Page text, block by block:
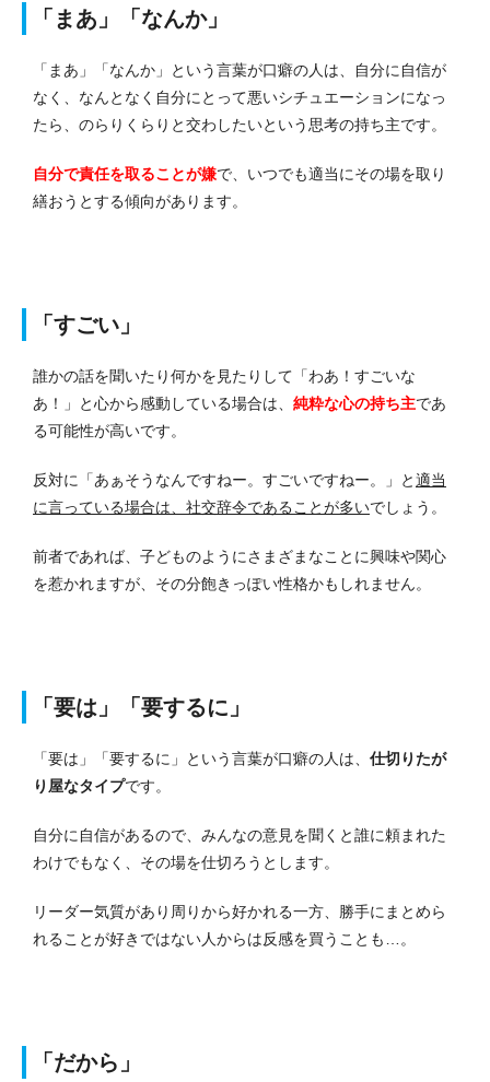
「まあ」「なんか」
「まあ」「なんか」という言葉が口癖の人は、自分に自信が
なく、なんとなく自分にとって悪いシチュエーションになっ
たら、のらりくらりと交わしたいという思考の持ち主です。
自分で責任を取ることが嫌で、いつでも適当にその場を取り
繕おうとする傾向があります。
「すごい」
誰かの話を聞いたり何かを見たりして「わあ！すごいな
あ！」と心から感動している場合は、 純粋な心の持ち主であ
る可能性が高いです。
反対に「あぁそうなんですねー。すごいですねー。」と適当
に言っている場合は、社交辞令であることが多いでしょう。
前者であれば、子どものようにさまざまなことに興味や関心
を惹かれますが、その分飽きっぽい性格かもしれません。
「要は」「要するに」
「要は」「要するに」という言葉が口癖の人は、 仕切りたが
り屋なタイプです。
自分に自信があるので、みんなの意見を聞くと誰に頼まれた
わけでもなく、その場を仕切ろうとします。
リーダー気質があり周りから好かれる一方、勝手にまとめら
れることが好きではない人からは反感を買うことも…。
「だから」